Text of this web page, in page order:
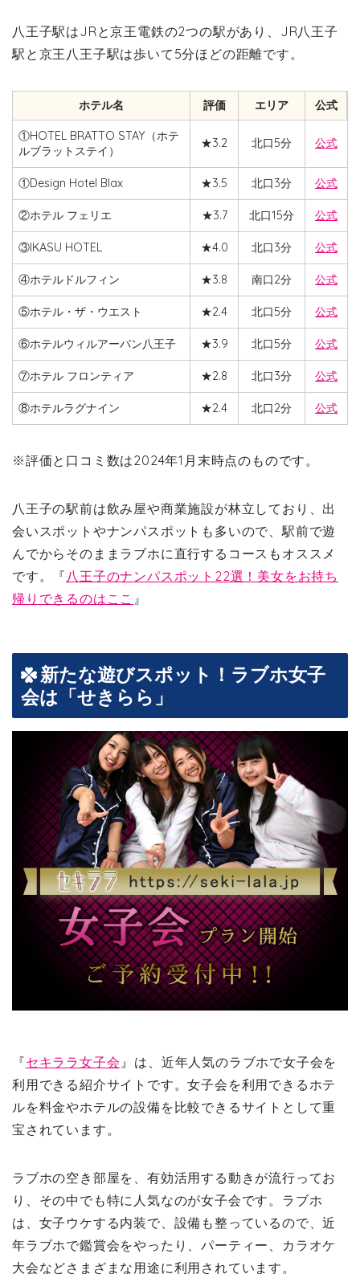
八王子駅はJRと京王電鉄の2つの駅があり、JR八王子
駅と京王八王子駅は歩いて5分ほどの距離です。
ホテル名 評価 エリア 公式
①HOTEL BRATTO STAY（ホテ
ルブラットステイ）
★3.2 北口5分 公式
①Design Hotel Blax ★3.5 北口3分 公式
②ホテル フェリエ ★3.7 北口15分 公式
③IKASU HOTEL ★4.0 北口3分 公式
④ホテルドルフィン ★3.8 南口2分 公式
⑤ホテル・ザ・ウエスト ★2.4 北口5分 公式
⑥ホテルウィルアーバン八王子 ★3.9 北口5分 公式
⑦ホテル フロンティア ★2.8 北口3分 公式
⑧ホテルラグナイン ★2.4 北口2分 公式
※評価と口コミ数は2024年1月末時点のものです。
八王子の駅前は飲み屋や商業施設が林立しており、出
会いスポットやナンパスポットも多いので、駅前で遊
んでからそのままラブホに直行するコースもオススメ
です。『 八王子のナンパスポット22選！美女をお持ち
帰りできるのはここ 』
新たな遊びスポット！ラブホ女子
会は「せきらら」
『セキララ女子会 』は、近年人気のラブホで女子会を
利用できる紹介サイトです。女子会を利用できるホテ
ルを料金やホテルの設備を比較できるサイトとして重
宝されています。
ラブホの空き部屋を、有効活用する動きが流行ってお
り、その中でも特に人気なのが女子会です。ラブホ
は、女子ウケする内装で、設備も整っているので、近
年ラブホで鑑賞会をやったり、パーティー、カラオケ
大会などさまざまな用途に利用されています。